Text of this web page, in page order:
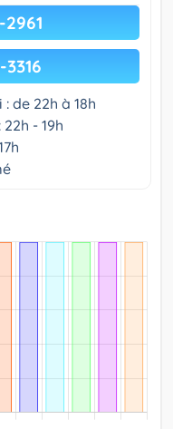
de 22h à 18h
- 19h